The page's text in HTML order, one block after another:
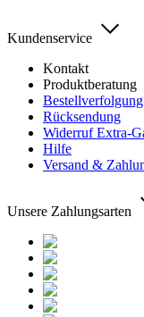
Kundenservice
Kontakt
Produktberatung
Bestellverfolgung
Rücksendung
Widerruf Extra-
Hilfe
Versand &
Unsere Zahlungsarten